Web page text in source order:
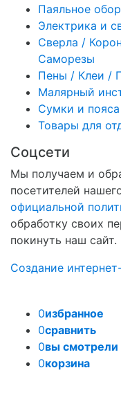
Паяльное
Электрика и
Сверла /
Саморезы
Пены / Клеи /
Малярный
Сумки и
Товары для
Соцсети
Мы получаем и
посетителей
официальной
обработку своих
покинуть наш сайт.
Создание
0избранное
0сравнить
0вы смотрели
0корзина